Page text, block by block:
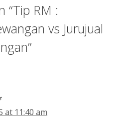
“Tip RM :
vs Jurujual
at 11:40 am